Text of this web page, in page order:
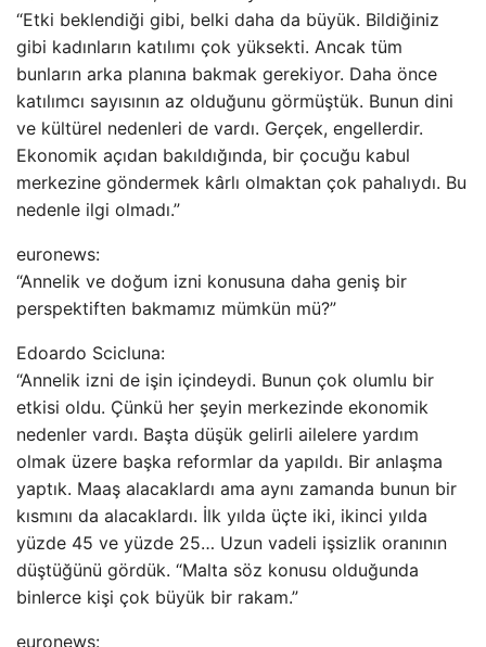
“Etki beklendiği gibi, belki daha da büyük. Bildiğiniz
gibi kadınların katılımı çok yüksekti. Ancak tüm
bunların arka planına bakmak gerekiyor. Daha önce
katılımcı sayısının az olduğunu görmüştük. Bunun dini
ve kültürel nedenleri de vardı. Gerçek, engellerdir.
Ekonomik açıdan bakıldığında, bir çocuğu kabul
merkezine göndermek kârlı olmaktan çok pahalıydı. Bu
nedenle ilgi olmadı.”
euronews:
“Annelik ve doğum izni konusuna daha geniş bir
perspektiften bakmamız mümkün mü?”
Edoardo Scicluna:
“Annelik izni de işin içindeydi. Bunun çok olumlu bir
etkisi oldu. Çünkü her şeyin merkezinde ekonomik
nedenler vardı. Başta düşük gelirli ailelere yardım
olmak üzere başka reformlar da yapıldı. Bir anlaşma
yaptık. Maaş alacaklardı ama aynı zamanda bunun bir
kısmını da alacaklardı. İlk yılda üçte iki, ikinci yılda
yüzde 45 ve yüzde 25… Uzun vadeli işsizlik oranının
düştüğünü gördük. “Malta söz konusu olduğunda
binlerce kişi çok büyük bir rakam.”
euronews: